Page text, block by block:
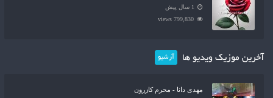
1 سال پیش
799,830 views
آخرین موزیک ویدیو ها آرشیو
مهدی دانا - محرم کازرون